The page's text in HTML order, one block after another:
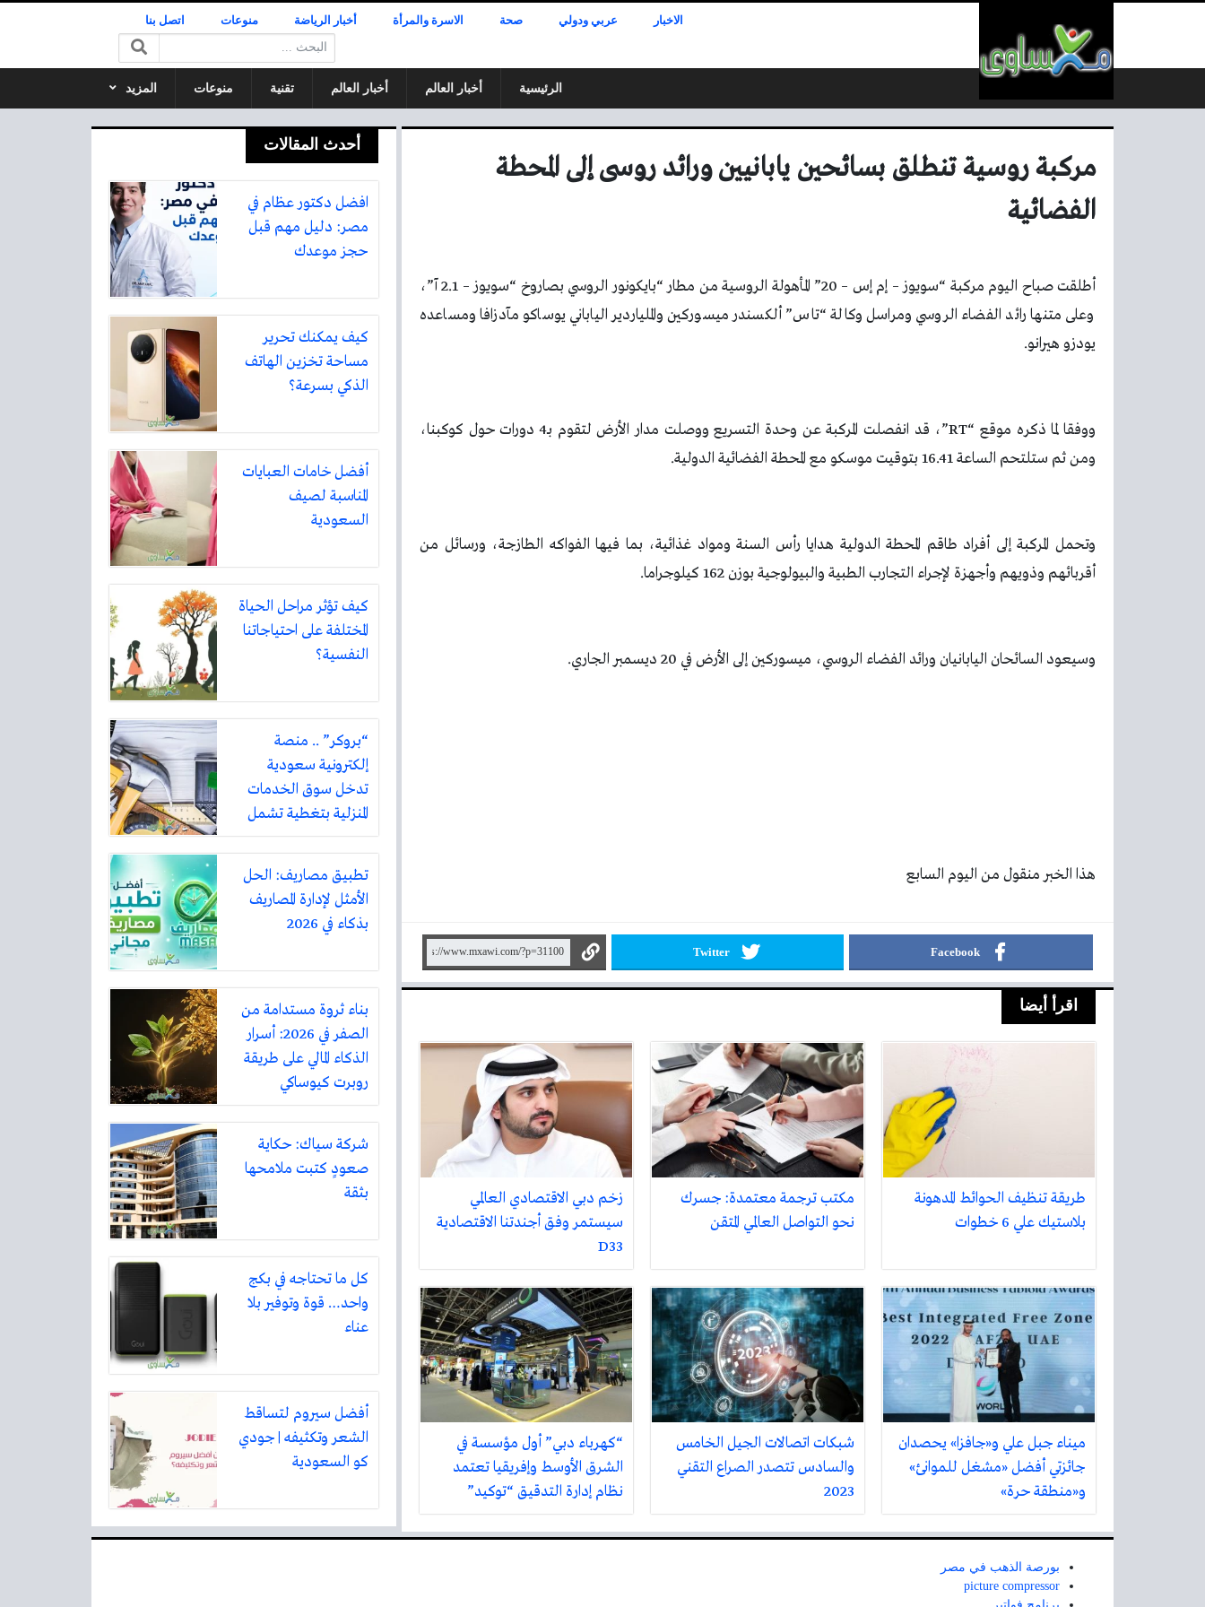
الاخبار عربي ودولي صحة الاسرة والمرأة أخبار الرياضة منوعات اتصل بنا
البحث:
الرئيسية أخبار العالم أخبار العالم تقنية منوعات المزيد
مركبة روسية تنطلق بسائحين يابانيين ورائد روسى إلى المحطة
الفضائية
أطلقت صباح اليوم مركبة “سويوز – إم إس – 20” المأهولة الروسية من مطار “بايكونور الروسي بصاروخ “سويوز – 2.1 آ”،
وعلى متنها رائد الفضاء الروسي ومراسل وكالة “تاس” ألكسندر ميسوركين والملياردير الياباني يوساكو مآدزافا ومساعده
يودزو هيرانو.
ووفقا لما ذكره موقع “RT”، قد انفصلت المركبة عن وحدة التسريع ووصلت مدار الأرض لتقوم بـ4 دورات حول كوكبنا،
ومن ثم ستلتحم الساعة 16.41 بتوقيت موسكو مع المحطة الفضائية الدولية.
وتحمل المركبة إلى أفراد طاقم المحطة الدولية هدايا رأس السنة ومواد غذائية، بما فيها الفواكه الطازجة، ورسائل من
أقربائهم وذويهم وأجهزة لإجراء التجارب الطبية والبيولوجية بوزن 162 كيلوجراما.
وسيعود السائحان اليابانيان ورائد الفضاء الروسي، ميسوركين إلى الأرض في 20 ديسمبر الجاري.
هذا الخبر منقول من اليوم السابع
Facebook
Twitter
اقرأ أيضا
طريقة تنظيف الحوائط المدهونة
بلاستيك علي 6 خطوات
مكتب ترجمة معتمدة: جسرك
نحو التواصل العالمي المتقن
زخم دبي الاقتصادي العالمي
سيستمر وفق أجندتنا الاقتصادية
D33
ميناء جبل علي و«جافزا» يحصدان
جائزتي أفضل «مشغل للموانئ»
و«منطقة حرة»
شبكات اتصالات الجيل الخامس
والسادس تتصدر الصراع التقني
2023
“كهرباء دبي” أول مؤسسة في
الشرق الأوسط وإفريقيا تعتمد
نظام إدارة التدقيق “توكيد”
أحدث المقالات
افضل دكتور عظام في
مصر: دليل مهم قبل
حجز موعدك
كيف يمكنك تحرير
مساحة تخزين الهاتف
الذكي بسرعة؟
أفضل خامات العبايات
المناسبة لصيف
السعودية
كيف تؤثر مراحل الحياة
المختلفة على احتياجاتنا
النفسية؟
“بروكر” .. منصة
إلكترونية سعودية
تدخل سوق الخدمات
المنزلية بتغطية تشمل
أكثر من ثلاثين مدينة
تطبيق مصاريف: الحل
الأمثل لإدارة المصاريف
بذكاء في 2026
بناء ثروة مستدامة من
الصفر في 2026: أسرار
الذكاء المالي على طريقة
روبرت كيوساكي
شركة سياك: حكاية
صعودٍ كتبت ملامحها
بثقة
كل ما تحتاجه في بكج
واحد… قوة وتوفير بلا
عناء
أفضل سيروم لتساقط
الشعر وتكثيفه | جودي
كو السعودية
بورصة الذهب في مصر
picture compressor
برنامج فواتير